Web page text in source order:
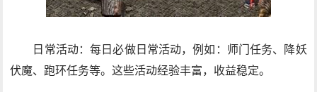
日常活动：每日必做日常活动，例如：师门任务、降妖
伏魔、跑环任务等。这些活动经验丰富，收益稳定。